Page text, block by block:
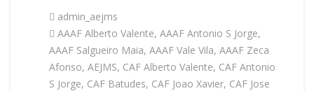
admin_aejms
AAAF Alberto Valente, AAAF Antonio S Jorge,
AAAF Salgueiro Maia, AAAF Vale Vila, AAAF Zeca
Afonso, AEJMS, CAF Alberto Valente, CAF Antonio
S Jorge, CAF Batudes, CAF Joao Xavier, CAF Jose